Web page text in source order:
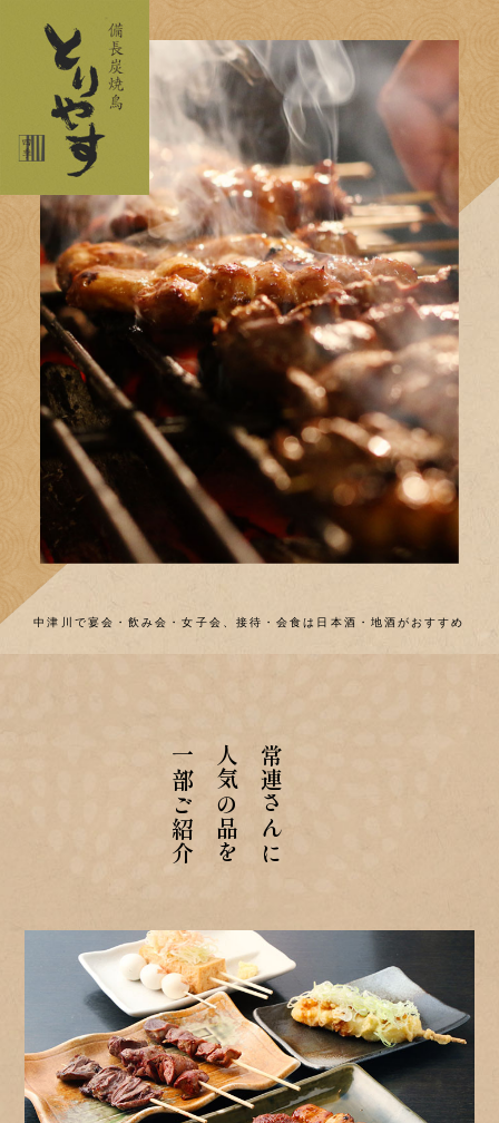
中津川で宴会・飲み会・女子会、接待・会食は日本酒・地酒がおすすめ
常連さんに
人気の品を
一部ご紹介